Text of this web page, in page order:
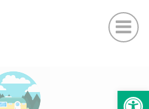
)
)
Journal de la Commune
cookies